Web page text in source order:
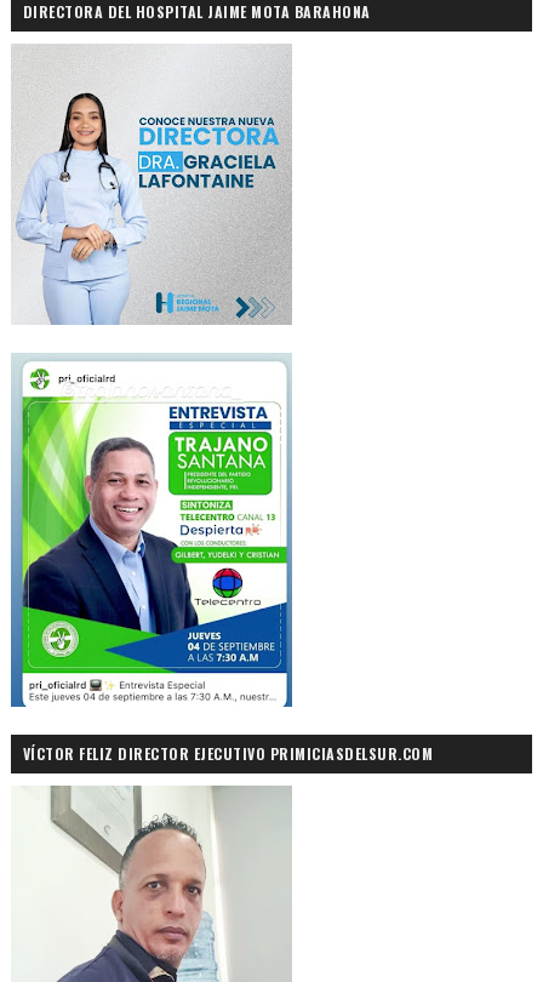
DIRECTORA DEL HOSPITAL JAIME MOTA BARAHONA
VÍCTOR FELIZ DIRECTOR EJECUTIVO PRIMICIASDELSUR.COM